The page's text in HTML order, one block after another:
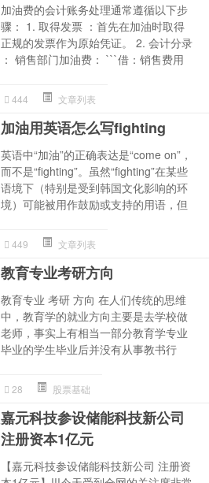
加油费的会计账务处理通常遵循以下步
骤： 1. 取得发票 ：首先在加油时取得
正规的发票作为原始凭证。 2. 会计分录
： 销售部门加油费： ```借：销售费用
444 文章列表
加油用英语怎么写fighting
英语中“加油”的正确表达是“come on”，
而不是“fighting”。虽然“fighting”在某些
语境下（特别是受到韩国文化影响的环
境）可能被用作鼓励或支持的用语，但
449 文章列表
教育专业考研方向
教育专业 考研 方向 在人们传统的思维
中，教育学的就业方向主要是去学校做
老师，事实上有相当一部分教育学专业
毕业的学生毕业后并没有从事教书行
28 股票基础
嘉元科技参设储能科技新公司
注册资本1亿元
【嘉元科技参设储能科技新公司 注册资